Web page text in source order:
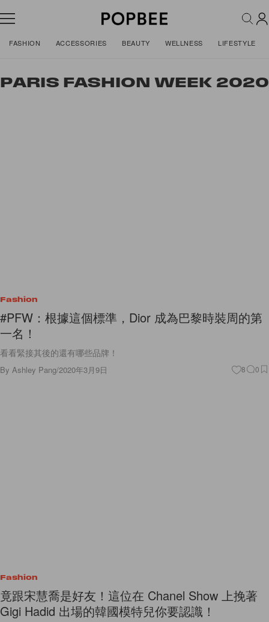
FASHION ACCESSORIES BEAUTY WELLNESS LIFESTYLE
PARIS FASHION WEEK 2020
Fashion
#PFW：根據這個標準，Dior 成為巴黎時裝周的第
一名！
看看緊接其後的還有哪些品牌！
By Ashley Pang/2020年3月9日 8 0
Fashion
竟跟宋慧喬是好友！這位在 Chanel Show 上挽著
Gigi Hadid 出場的韓國模特兒你要認識！